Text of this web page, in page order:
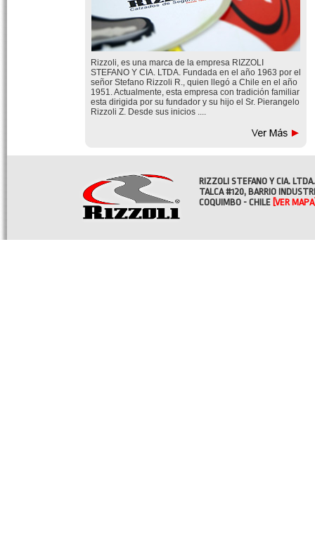
Rizzoli, es una marca de la empresa RIZZOLI
STEFANO Y CIA. LTDA. Fundada en el año 1963 por el
señor Stefano Rizzoli R., quien llegó a Chile en el año
1951. Actualmente, esta empresa con tradición familiar
esta dirigida por su fundador y su hijo el Sr. Pierangelo
Rizzoli Z. Desde sus inicios ....
RIZZOLI STEFANO Y CIA. LTDA.
TALCA #120, BARRIO
COQUIMBO - CHILE [VER